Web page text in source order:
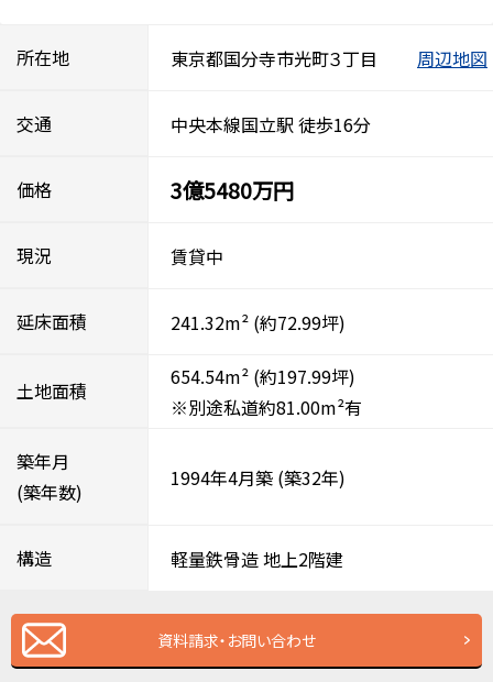
所在地 東京都国分寺市光町３丁目 周辺地図
交通 中央本線国立駅 徒歩16分
価格 3億5480万円
現況 賃貸中
延床面積 241.32m² (約72.99坪)
土地面積
654.54m² (約197.99坪)
※別途私道約81.00m²有
築年月
(築年数)
1994年4月築 (築32年)
構造 軽量鉄骨造地上2階建
資料請求・お問い合わせ